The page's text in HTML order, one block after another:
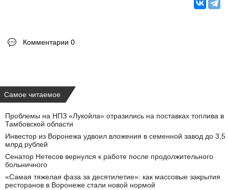
Комментарии 0
Самое читаемое
Проблемы на НПЗ «Лукойла» отразились на поставках топлива в
Тамбовской области
Инвестор из Воронежа удвоил вложения в семенной завод до 3,5
млрд рублей
Сенатор Нетесов вернулся к работе после продолжительного
больничного
«Самая тяжелая фаза за десятилетие»: как массовые закрытия
ресторанов в Воронеже стали новой нормой